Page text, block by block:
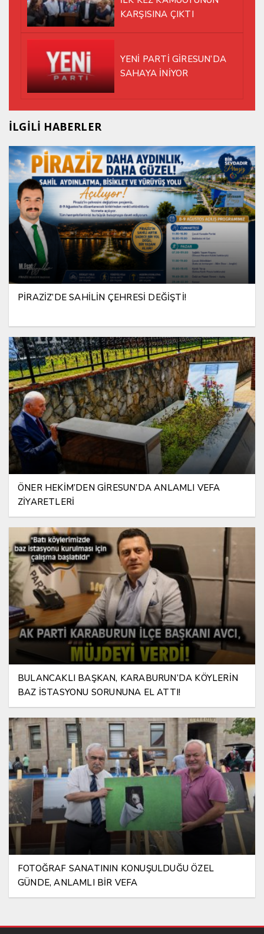
KARŞISINA ÇIKTI
YENİ PARTİ GİRESUN’DA
SAHAYA İNİYOR
İLGİLİ HABERLER
PİRAZİZ’DE SAHİLİN ÇEHRESİ DEĞİŞTİ!
ÖNER HEKİM’DEN GİRESUN’DA ANLAMLI VEFA
ZİYARETLERİ
BULANCAKLI BAŞKAN, KARABURUN’DA KÖYLERİN
BAZ İSTASYONU SORUNUNA EL ATTI!
FOTOĞRAF SANATININ KONUŞULDUĞU ÖZEL
GÜNDE, ANLAMLI BİR VEFA